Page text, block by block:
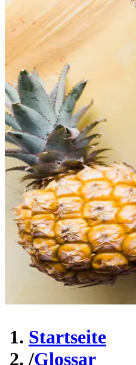
Startseite
/Glossar